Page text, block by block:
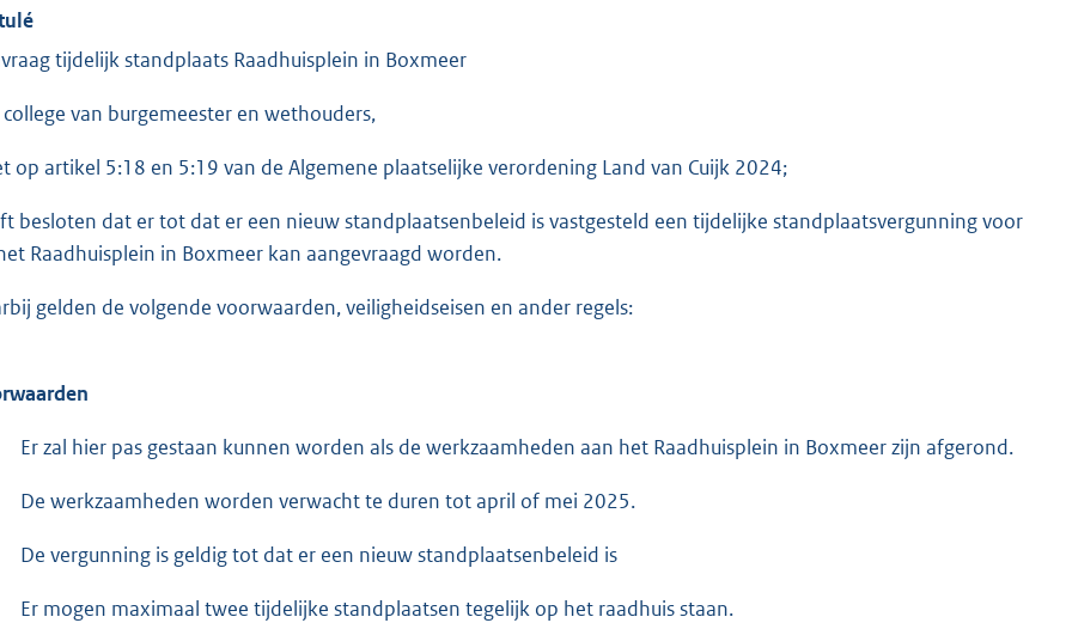
tijdelijk standplaats Raadhuisplein in Boxmeer
van burgemeester en wethouders,
op artikel 5:18 en 5:19 van de Algemene plaatselijke verordening Land van Cuijk 2024;
besloten dat er tot dat er een nieuw standplaatsenbeleid is vastgesteld een tijdelijke standplaatsvergunning voor
Raadhuisplein in Boxmeer kan aangevraagd worden.
gelden de volgende voorwaarden, veiligheidseisen en ander regels:
Er zal hier pas gestaan kunnen worden als de werkzaamheden aan het Raadhuisplein in Boxmeer zijn afgerond.
De werkzaamheden worden verwacht te duren tot april of mei 2025.
De vergunning is geldig tot dat er een nieuw standplaatsenbeleid is
Er mogen maximaal twee tijdelijke standplaatsen tegelijk op het raadhuis staan.